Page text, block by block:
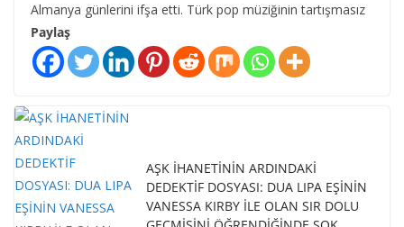
Almanya günlerini ifşa etti. Türk pop müziğinin tartışmasız
Paylaş
AŞK İHANETİNİN ARDINDAKİ
DEDEKTİF DOSYASI: DUA LIPA EŞİNİN
VANESSA KIRBY İLE OLAN SIR DOLU